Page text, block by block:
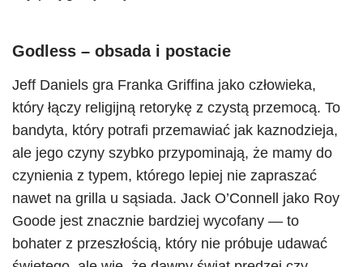
Godless – obsada i postacie
Jeff Daniels gra Franka Griffina jako człowieka,
który łączy religijną retorykę z czystą przemocą. To
bandyta, który potrafi przemawiać jak kaznodzieja,
ale jego czyny szybko przypominają, że mamy do
czynienia z typem, którego lepiej nie zapraszać
nawet na grilla u sąsiada. Jack O’Connell jako Roy
Goode jest znacznie bardziej wycofany — to
bohater z przeszłością, który nie próbuje udawać